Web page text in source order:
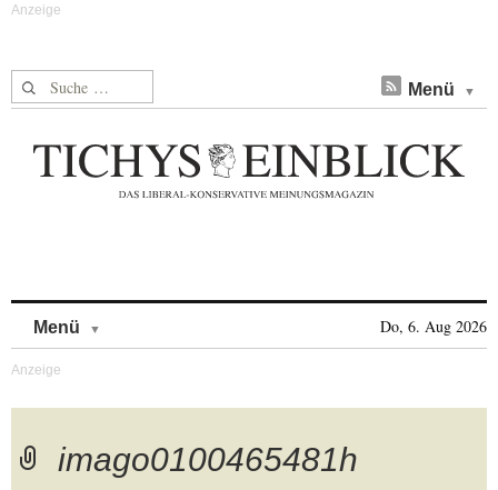
Suche nach: Menü
Menü Do, 6. Aug 2026
imago0100465481h